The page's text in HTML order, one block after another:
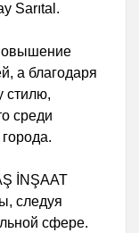
Sarıtal.
а благодаря
стилю,
среди
İNŞAAT
следуя
сфере.